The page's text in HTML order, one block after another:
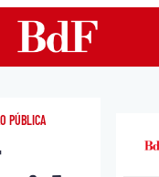
PÚBLICA